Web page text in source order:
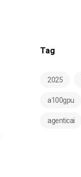
Tag
2025
a100gpu
agenticai